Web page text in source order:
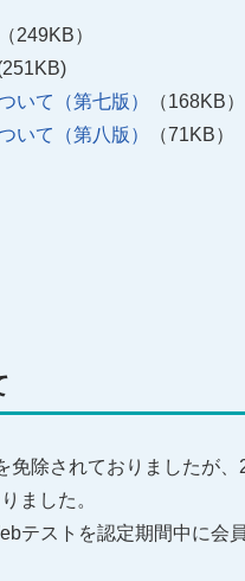
（249KB）
いて（第七版）
（168KB）
いて（第八版）
（71KB）
除されておりましたが、
ました。
テストを認定期間中に会